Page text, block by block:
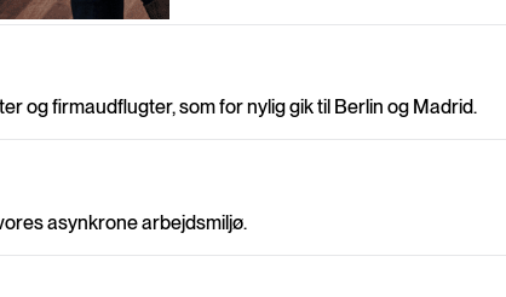
og firmaudflugter, som for nylig gik til Berlin og Madrid.
asynkrone arbejdsmiljø.